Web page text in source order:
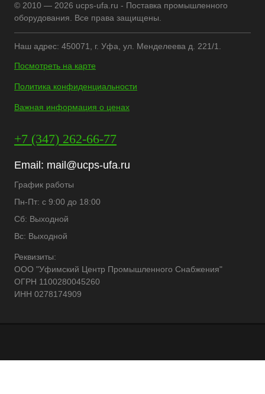
© 2010 — 2026 ucps-ufa.ru - Поставка промышленного
оборудования. Все права защищены.
Наш адрес: 450071, г. Уфа, ул. Менделеева д. 221/1.
Посмотреть на карте
Политика конфиденциальности
Важная информация о ценах
+7 (347) 262-66-77
Email: mail@ucps-ufa.ru
График работы
Пн-Пт: с 9:00 до 18:00
Сб: Выходной
Вс: Выходной
Реквизиты:
ООО "Уфимский Центр Промышленного Снабжения"
ОГРН 1100280045260
ИНН 0278174909